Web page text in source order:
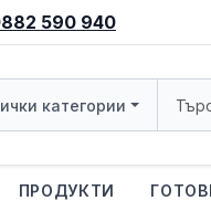
590 940
категории
ПРОДУКТИ